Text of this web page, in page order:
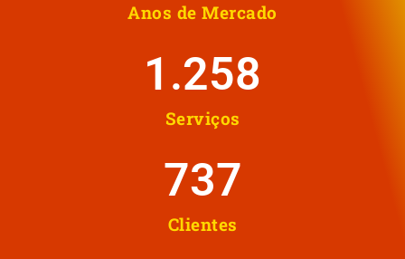
Anos de Mercado
Serviços
1.258
Clientes
737